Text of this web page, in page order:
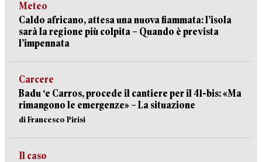
Meteo
Caldo africano, attesa una nuova fiammata: l’isola
sarà la regione più colpita – Quando è prevista
l’impennata
Carcere
Badu ‘e Carros, procede il cantiere per il 41-bis: «Ma
rimangono le emergenze» – La situazione
di Francesco Pirisi
Il caso